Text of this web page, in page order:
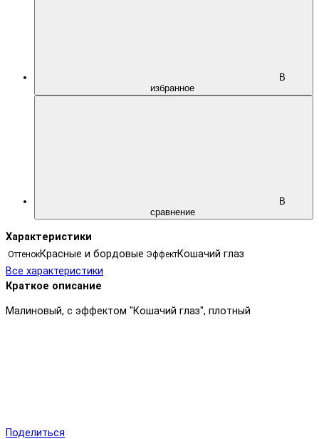
В
избранное
В
сравнение
Характеристики
ОттенокКрасные и бордовые ЭффектКошачий глаз
Все характеристики
Краткое описание
Малиновый, с эффектом "Кошачий глаз", плотный
Поделиться